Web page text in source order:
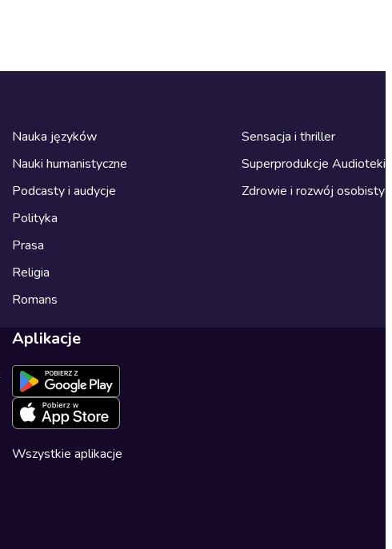
Nauka języków
Nauki humanistyczne
Podcasty i audycje
Polityka
Prasa
Religia
Romans
Sensacja i thriller
Superprodukcje Audioteki
Zdrowie i rozwój osobisty
Aplikacje
Wszystkie aplikacje